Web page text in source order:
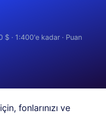
$ · 1:400'e kadar · Puan
fonlarınızı ve